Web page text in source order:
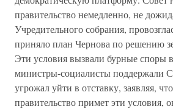
правительство немедленно, не
Учредительного собрания,
приняло план Чернова по решению
Эти условия вызвали бурные споры
министры-социалисты поддержали
угрожал уйти в отставку, заявляя,
правительство примет эти условия,